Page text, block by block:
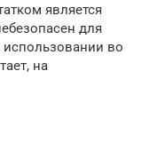
является
для
использовании во
на